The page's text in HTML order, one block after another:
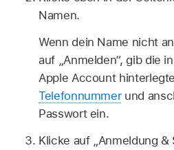
Namen.
Wenn dein Name nicht
auf „Anmelden“, gib die
Apple Account hinterlegte
Telefonnummerund
Passwort ein.
Klicke auf „Anmeldung